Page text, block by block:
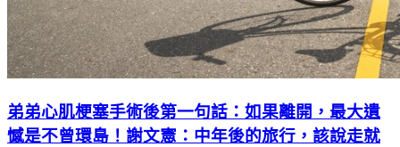
弟弟心肌梗塞手術後第一句話：如果離開，最大遺
憾是不曾環島！謝文憲：中年後的旅行，該說走就